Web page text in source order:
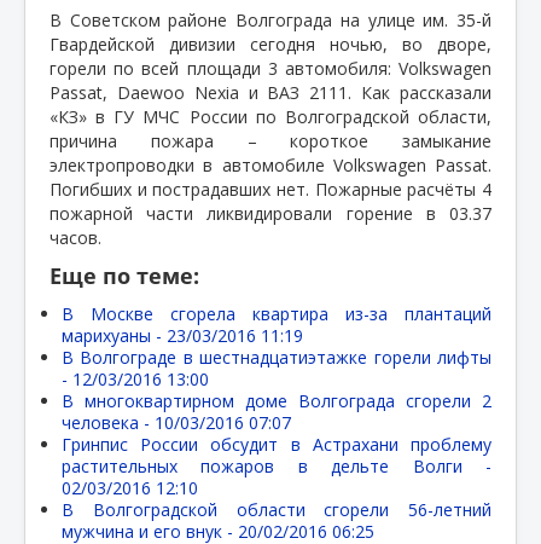
В Советском районе Волгограда на улице им. 35-й
Гвардейской дивизии сегодня ночью, во дворе,
горели по всей площади 3 автомобиля: Volkswagen
Passat, Daewoo Nexia и ВАЗ 2111. Как рассказали
«КЗ» в ГУ МЧС России по Волгоградской области,
причина пожара – короткое замыкание
электропроводки в автомобиле Volkswagen Passat.
Погибших и пострадавших нет. Пожарные расчёты 4
пожарной части ликвидировали горение в 03.37
часов.
Еще по теме:
В Москве сгорела квартира из-за плантаций
марихуаны - 23/03/2016 11:19
В Волгограде в шестнадцатиэтажке горели лифты
- 12/03/2016 13:00
В многоквартирном доме Волгограда сгорели 2
человека - 10/03/2016 07:07
Гринпис России обсудит в Астрахани проблему
растительных пожаров в дельте Волги -
02/03/2016 12:10
В Волгоградской области сгорели 56-летний
мужчина и его внук - 20/02/2016 06:25